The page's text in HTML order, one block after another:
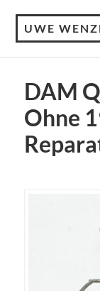
UWE
DAM
Ohne